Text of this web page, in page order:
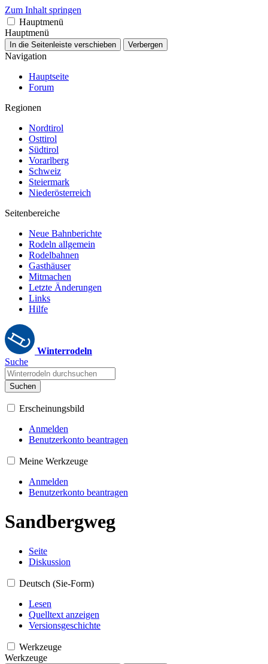
Zum Inhalt springen
Hauptmenü
Hauptmenü
In die Seitenleiste verschieben Verbergen
Navigation
Hauptseite
Forum
Regionen
Nordtirol
Osttirol
Südtirol
Vorarlberg
Schweiz
Steiermark
Niederösterreich
Seitenbereiche
Neue Bahnberichte
Rodeln allgemein
Rodelbahnen
Gasthäuser
Mitmachen
Letzte Änderungen
Links
Hilfe
Winterrodeln
Suche
Suchen
Erscheinungsbild
Anmelden
Benutzerkonto beantragen
Meine Werkzeuge
Anmelden
Benutzerkonto beantragen
Sandbergweg
Seite
Diskussion
Deutsch (Sie-Form)
Lesen
Quelltext anzeigen
Versionsgeschichte
Werkzeuge
Werkzeuge